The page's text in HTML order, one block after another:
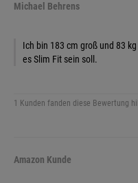
Michael Behrens
Ich bin 183 cm groß und 83
es Slim Fit sein soll.
1 Kunden fanden diese Bewertung
Amazon Kunde